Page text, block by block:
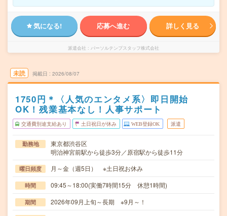
気になる! 応募へ進む 詳しく見る
派遣会社 パーソルテンプスタッフ株式会社
未読 掲載日 2026/08/07
1750円＊〈人気のエンタメ系〉即日開始
OK！残業基本なし！人事サポート
交通費別途支給あり 土日祝日が休み WEB登録OK 派遣
勤務地
東京都渋谷区
明治神宮前駅から徒歩3分／原宿駅から徒歩11分
曜日頻度 月～金（週5日） ※土日祝お休み
時間 09:45～18:00(実働7時間15分 休憩1時間)
期間 2026年09月上旬～長期 ※9月～！